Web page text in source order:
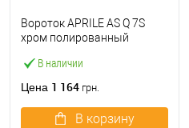
В наличии
Вороток APRILE AS Q 7S
хром полированный
Цена 1 164 грн.
В корзину